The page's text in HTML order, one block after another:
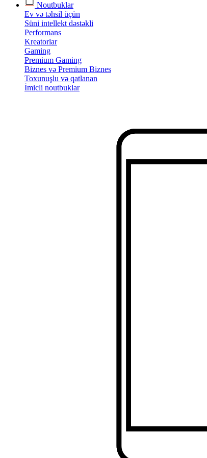
Noutbuklar
Ev və təhsil üçün
Süni intellekt dəstəkli
Performans
Kreatorlar
Gaming
Premium Gaming
Biznes və Premium Biznes
Toxunuşlu və qatlanan
İmicli noutbuklar